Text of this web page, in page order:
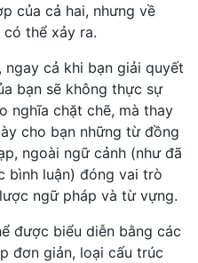
của cả hai, nhưng về
thể xảy ra.
ngay cả khi bạn giải quyết
bạn sẽ không thực sự
nghĩa chặt chẽ, mà thay
cho bạn những từ đồng
ngoài ngữ cảnh (như đã
bình luận) đóng vai trò
ngữ pháp và từ vựng.
được biểu diễn bằng các
đơn giản, loại cấu trúc